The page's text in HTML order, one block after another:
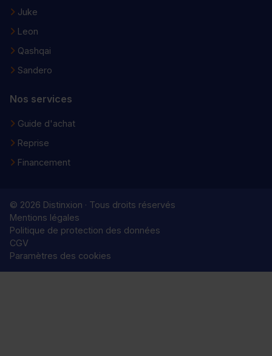
Juke
Leon
Qashqai
Sandero
Nos services
Guide d'achat
Reprise
Financement
© 2026 Distinxion · Tous droits réservés
Mentions légales
Politique de protection des données
CGV
Paramètres des cookies